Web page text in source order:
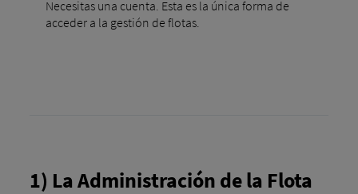
Necesitas una cuenta. Esta es la única forma de
acceder a la gestión de flotas.
1) La Administración de la Flota